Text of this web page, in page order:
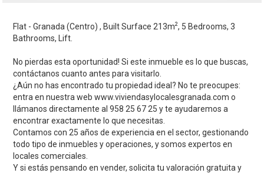
Flat - Granada (Centro) , Built Surface 213m2, 5 Bedrooms, 3
Bathrooms, Lift.
No pierdas esta oportunidad! Si este inmueble es lo que buscas,
contáctanos cuanto antes para visitarlo.
¿Aún no has encontrado tu propiedad ideal? No te preocupes:
entra en nuestra web www.viviendasylocalesgranada.com o
llámanos directamente al 958 25 67 25 y te ayudaremos a
encontrar exactamente lo que necesitas.
Contamos con 25 años de experiencia en el sector, gestionando
todo tipo de inmuebles y operaciones, y somos expertos en
locales comerciales.
Y si estás pensando en vender, solicita tu valoración gratuita y